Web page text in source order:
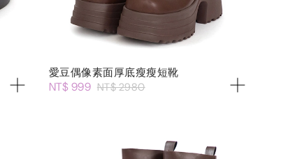
愛豆偶像素面厚底瘦瘦短靴
NT$ 999 NT$ 2980